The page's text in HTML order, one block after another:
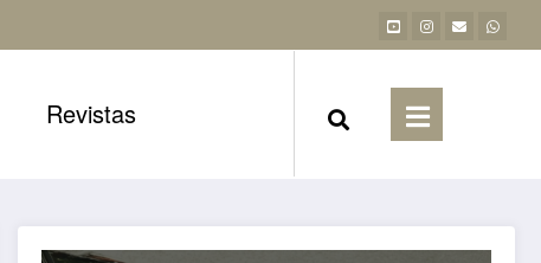
Revistas